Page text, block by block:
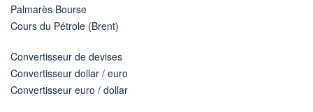
Palmarès Bourse
Cours du Pétrole (Brent)
Convertisseur de devises
Convertisseur dollar / euro
Convertisseur euro / dollar